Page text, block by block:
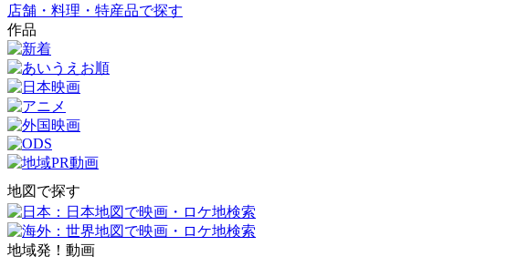
店舗・料理・特産品で探す
作品
地図で探す
地域発！動画